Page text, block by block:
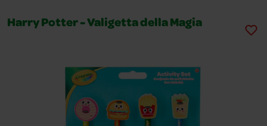
Harry Potter - Valigetta della Magia